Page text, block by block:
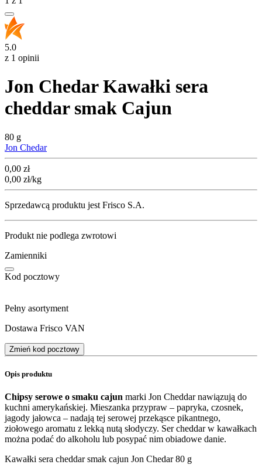
5.0
z 1 opinii
Jon Chedar Kawałki sera
cheddar smak Cajun
80 g
Jon Chedar
Cena
0,00 zł
0,00 zł/kg
Sprzedawcą produktu jest Frisco S.A.
Produkt nie podlega zwrotowi
Zamienniki
Kod pocztowy
Pełny asortyment
Dostawa Frisco VAN
Zmień kod pocztowy
Opis produktu
Chipsy serowe o smaku cajun marki Jon Cheddar nawiązują do
kuchni amerykańskiej. Mieszanka przypraw – papryka, czosnek,
jagody jałowca – nadają tej serowej przekąsce pikantnego,
ziołowego aromatu z lekką nutą słodyczy. Ser cheddar w kawałkach
można podać do alkoholu lub posypać nim obiadowe danie.
Kawałki sera cheddar smak cajun Jon Chedar 80 g